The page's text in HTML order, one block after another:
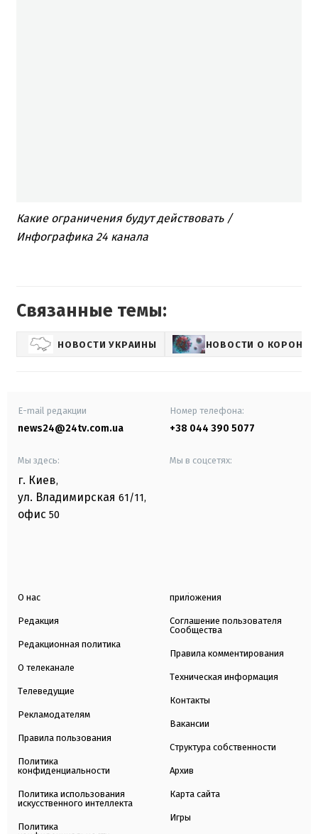
Какие ограничения будут действовать /
Инфографика 24 канала
Связанные темы:
НОВОСТИ УКРАИНЫ НОВОСТИ О
E-mail редакции
news24@24tv.com.ua
Номер телефона:
+38 044 390 5077
Мы здесь:
г. Киев,
ул. Владимирская 61/11,
офис 50
Мы в соцсетях:
О нас
Редакция
Редакционная политика
О телеканале
Телеведущие
Рекламодателям
Правила пользования
Политика
конфиденциальности
Политика использования
искусственного интеллекта
Политика
приложения
Соглашение пользователя
Сообщества
Правила комментирования
Техническая информация
Контакты
Вакансии
Структура собственности
Архив
Карта сайта
Игры